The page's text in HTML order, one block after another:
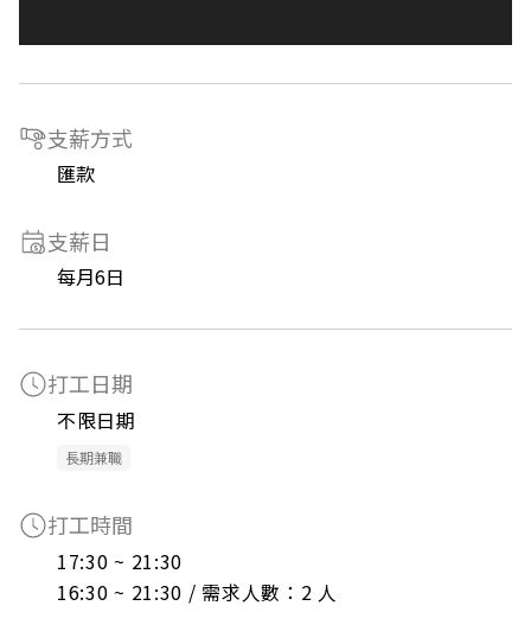
支薪方式
匯款
支薪日
每月6日
打工日期
不限日期
長期兼職
打工時間
17:30 ~ 21:30
16:30 ~ 21:30 / 需求人數：2 人